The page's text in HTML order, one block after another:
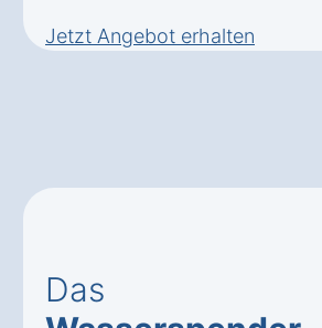
Jetzt Angebot erhalten
Das